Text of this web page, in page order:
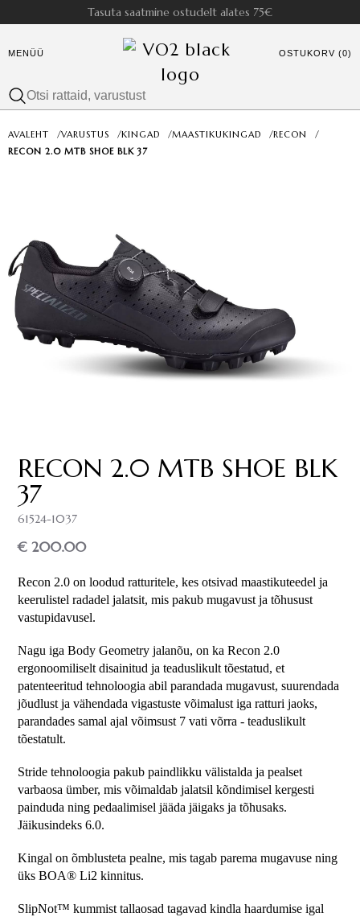
Tasuta saatmine ostudelt alates 75€
MENÜÜ OSTUKORV (0)
AVALEHT /VARUSTUS /KINGAD /MAASTIKUKINGAD /RECON
/
RECON 2.0 MTB SHOE BLK 37
RECON 2.0 MTB SHOE BLK
37
61524-1037
€ 200.00
Recon 2.0 on loodud ratturitele, kes otsivad maastikuteedel ja
keerulistel radadel jalatsit, mis pakub mugavust ja tõhusust
vastupidavusel.
Nagu iga Body Geometry jalanõu, on ka Recon 2.0
ergonoomiliselt disainitud ja teaduslikult tõestatud, et
patenteeritud tehnoloogia abil parandada mugavust, suurendada
jõudlust ja vähendada vigastuste võimalust iga ratturi jaoks,
parandades samal ajal võimsust 7 vati võrra - teaduslikult
tõestatult.
Stride tehnoloogia pakub paindlikku välistalda ja pealset
varbaosa ümber, mis võimaldab jalatsil kõndimisel kergesti
painduda ning pedaalimisel jääda jäigaks ja tõhusaks.
Jäikusindeks 6.0.
Kingal on õmblusteta pealne, mis tagab parema mugavuse ning
üks BOA® Li2 kinnitus.
SlipNot™ kummist tallaosad tagavad kindla haardumise igal